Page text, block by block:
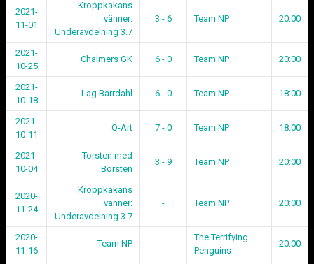
2021-
11-01
Kroppkakans
vänner:
Underavdelning 3.7
3 - 6 Team NP 20:00
2021-
10-25
Chalmers GK 6 - 0 Team NP 20:00
2021-
10-18
Lag Barrdahl 6 - 0 Team NP 18:00
2021-
10-11
Q-Art 7 - 0 Team NP 18:00
2021-
10-04
Torsten med
Borsten
3 - 9 Team NP 20:00
2020-
11-24
Kroppkakans
vänner:
Underavdelning 3.7
- Team NP 20:00
2020-
11-16
Team NP -
The Terrifying
Penguins
20:00